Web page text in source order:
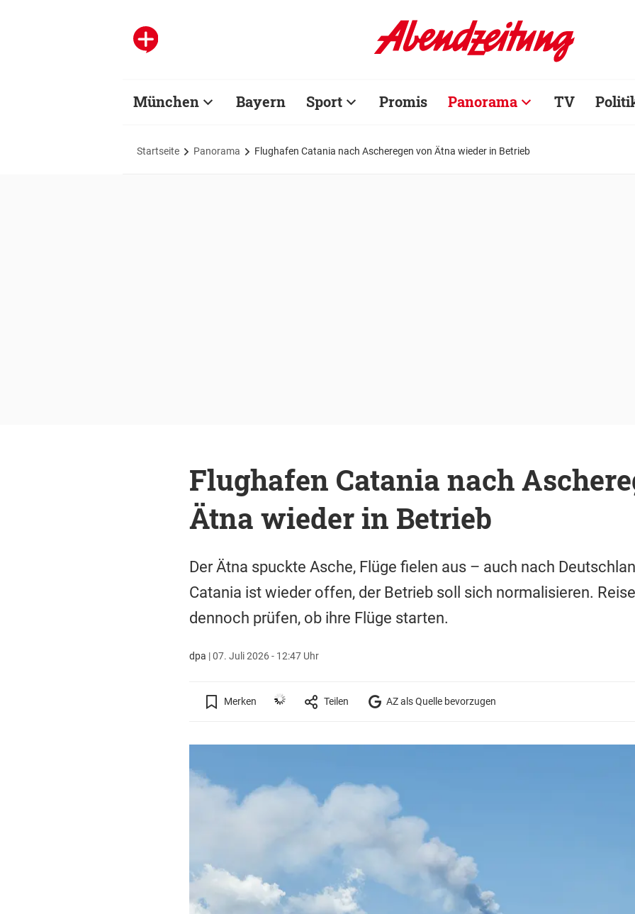
München Bayern Sport Promis Panorama TV
Startseite Panorama Flughafen Catania nach Ascheregen von Ätna wieder in Betrieb
Flughafen Catania nach
Ätna wieder in Betrieb
Der Ätna spuckte Asche, Flüge fielen aus – auch nach
Catania ist wieder offen, der Betrieb soll sich normalisieren.
dennoch prüfen, ob ihre Flüge starten.
dpa |07. Juli 2026 - 12:47 Uhr
Merken Teilen AZ als Quelle bevorzugen